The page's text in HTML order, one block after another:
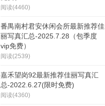
阅读(4460)
番禺南村君安休闲会所最新推荐佳
丽写真汇总-2025.7.28（包季度
vip免费）
阅读(2539)
嘉禾望岗92最新推荐佳丽写真汇
总-2022.6.27(限时免费)
阅读(4360)